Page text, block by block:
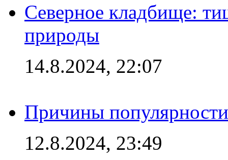
Северное кладбище:
природы
14.8.2024, 22:07
Причины
12.8.2024, 23:49